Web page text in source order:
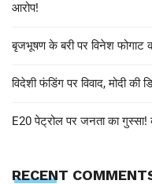
आरोप!
बृजभूषण के बरी पर विनेश फोगाट
विदेशी फंडिंग पर विवाद, मोदी की
E20 पेट्रोल पर जनता का गुस्सा!
RECENT